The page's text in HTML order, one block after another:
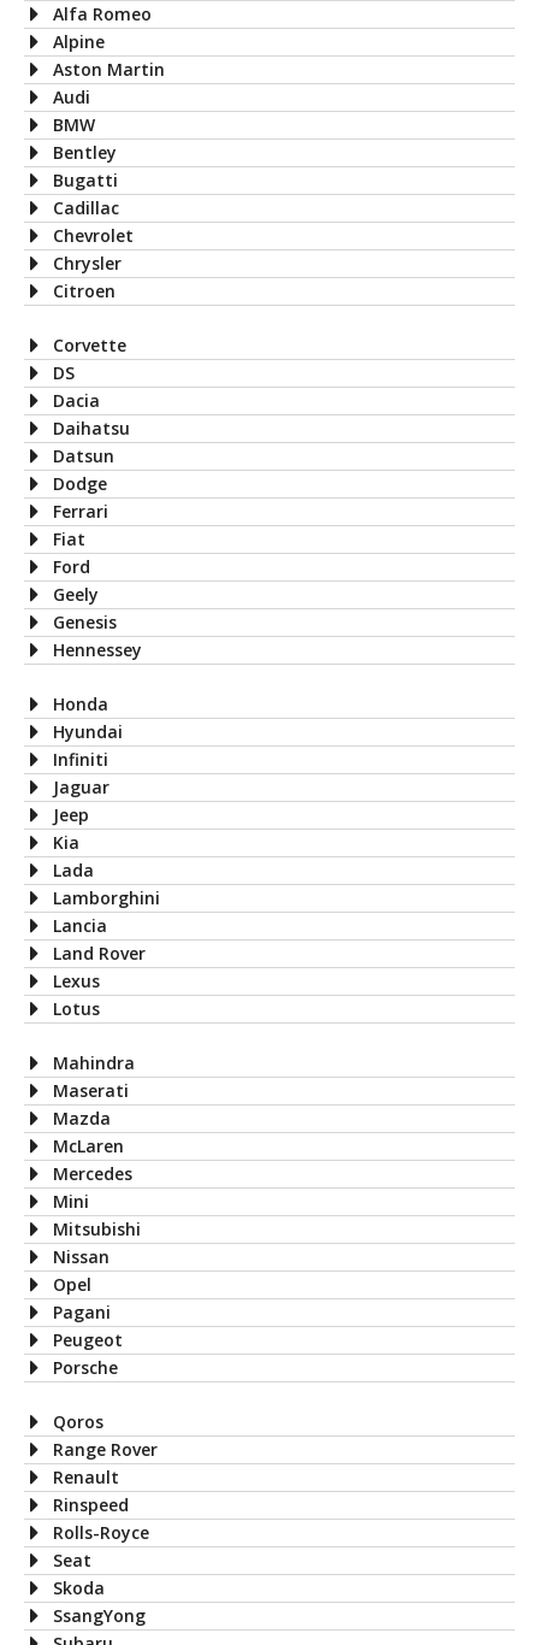
Alfa Romeo
Alpine
Aston Martin
Audi
BMW
Bentley
Bugatti
Cadillac
Chevrolet
Chrysler
Citroen
Corvette
DS
Dacia
Daihatsu
Datsun
Dodge
Ferrari
Fiat
Ford
Geely
Genesis
Hennessey
Honda
Hyundai
Infiniti
Jaguar
Jeep
Kia
Lada
Lamborghini
Lancia
Land Rover
Lexus
Lotus
Mahindra
Maserati
Mazda
McLaren
Mercedes
Mini
Mitsubishi
Nissan
Opel
Pagani
Peugeot
Porsche
Qoros
Range Rover
Renault
Rinspeed
Rolls-Royce
Seat
Skoda
SsangYong